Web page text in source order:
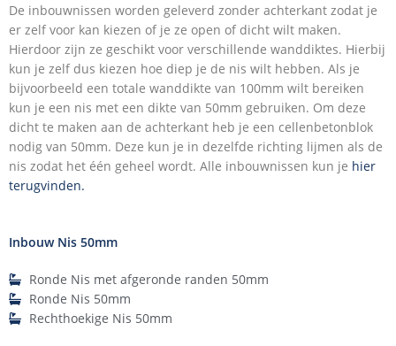
De inbouwnissen worden geleverd zonder achterkant zodat je
er zelf voor kan kiezen of je ze open of dicht wilt maken.
Hierdoor zijn ze geschikt voor verschillende wanddiktes. Hierbij
kun je zelf dus kiezen hoe diep je de nis wilt hebben. Als je
bijvoorbeeld een totale wanddikte van 100mm wilt bereiken
kun je een nis met een dikte van 50mm gebruiken. Om deze
dicht te maken aan de achterkant heb je een cellenbetonblok
nodig van 50mm. Deze kun je in dezelfde richting lijmen als de
nis zodat het één geheel wordt. Alle inbouwnissen kun je hier
terugvinden.
Inbouw Nis 50mm
Ronde Nis met afgeronde randen 50mm
Ronde Nis 50mm
Rechthoekige Nis 50mm